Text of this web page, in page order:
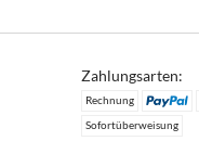
Zahlungsarten:
Rechnung
Sofortüberweisung